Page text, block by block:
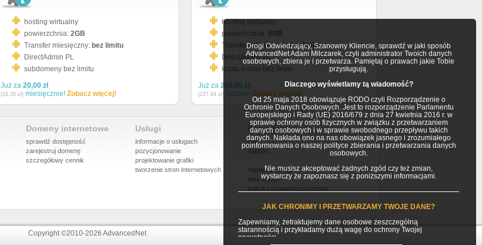
Drogi Odwiedzający, Szanowny Kliencie, sprawdź w jaki sposób
AdvancedNet Adam Milczarek, czyli administrator Twoich danych
osobowych, zbiera je i przetwarza. Pamiętaj o prawach jakie Tobie
przysługują.
Dlaczego wyświetlamy tą wiadomość?
Od 25 maja 2018 obowiązuje RODO czyli Rozporządzenie o
Ochronie Danych Osobowych. Jest to rozporządzenie Parlamentu
Europejskiego i Rady (UE) 2016/679 z dnia 27 kwietnia 2016 r. w
sprawie ochrony osób fizycznych w związku z przetwarzaniem
danych osobowych i w sprawie swobodnego przepływu takich
danych. Nakłada ono na nas obowiązek jasnego i zrozumiałego
poinformowania o naszej polityce zbierania i przetwarzania danych
osobowych.
Nie musisz akceptować żadnych zgód czy też zmian,
wystarczy że zapoznasz się z poniższymi informacjami.
JAK CHRONIMY I PRZETWARZAMY TWOJE DANE?
Zapewniamy, żetraktujemy dane osobowe zeszczególną
starannością i przykładamy dużą wagę do ochrony Twojej
prywatności.
hosting wirtualny
powierzchnia: 2GB
Transfer miesięczny: bez limitu
DirectAdmin PL
subdomeny bez limitu
Już za 20,00 zł
(16,26 zł) miesięcznie! Zobacz więcej!
hosting wirtualny
powierzchnia: 5GB
Transfer miesięczny:bez limitu
DirectAdmin PL
konta e-mail bez limitu
Już za 280,00 zł
(227,64 zł) rocznie! Zobacz więcej!
Domeny internetowe
sprawdź dostępność
zarejestruj domenę
szczegółowy cennik
Usługi
informacje o usługach
pozycjonowanie
projektowanie grafiki
tworzenie stron internetowych
Pozostałe
faq
support
regulamin usług
data center
polityka prywatności kontakt
Copyright ©2010-2026 AdvancedNet